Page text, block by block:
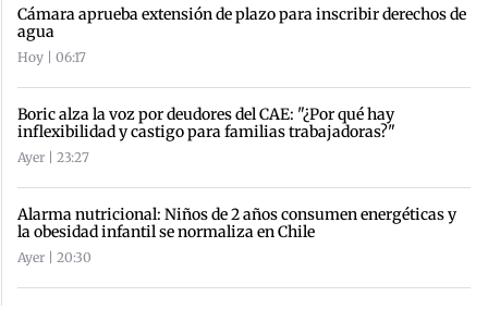
Cámara aprueba extensión de plazo para inscribir derechos de
agua
Hoy | 06:17
Boric alza la voz por deudores del CAE: "¿Por qué hay
inflexibilidad y castigo para familias trabajadoras?"
Ayer | 23:27
Alarma nutricional: Niños de 2 años consumen energéticas y
la obesidad infantil se normaliza en Chile
Ayer | 20:30